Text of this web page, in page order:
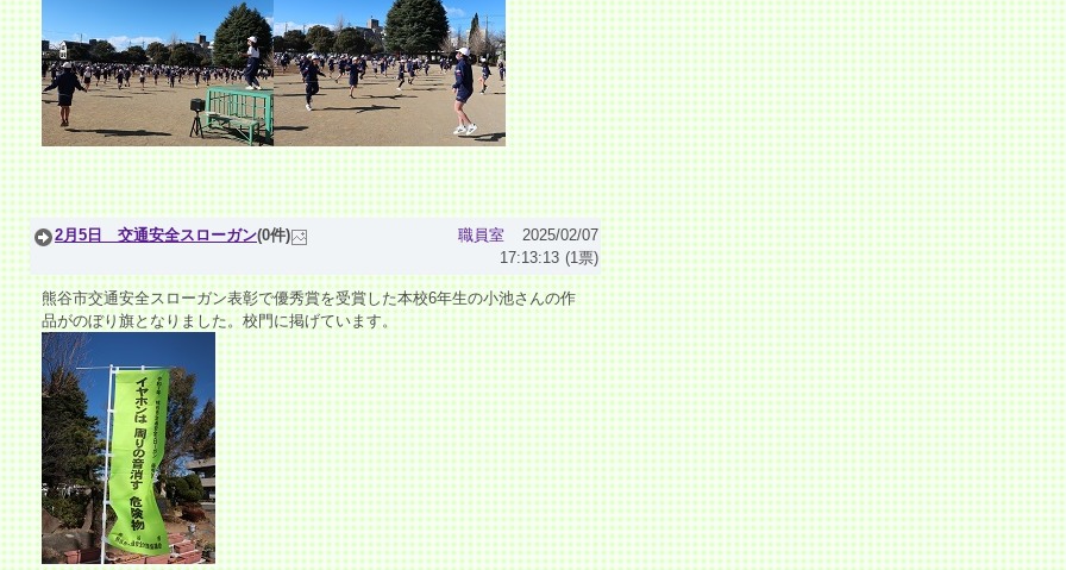
2月5日 交通安全スローガン(0件) 職員室
2025/02/07
17:13:13 (1票)
熊谷市交通安全スローガン表彰で優秀賞を受賞した本校6年生の小池さんの作
品がのぼり旗となりました。校門に掲げています。